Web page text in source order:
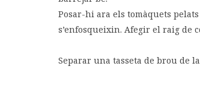
Posar-hi ara els tomàquets
s’enfosqueixin. Afegir el raig de
Separar una tasseta de brou de